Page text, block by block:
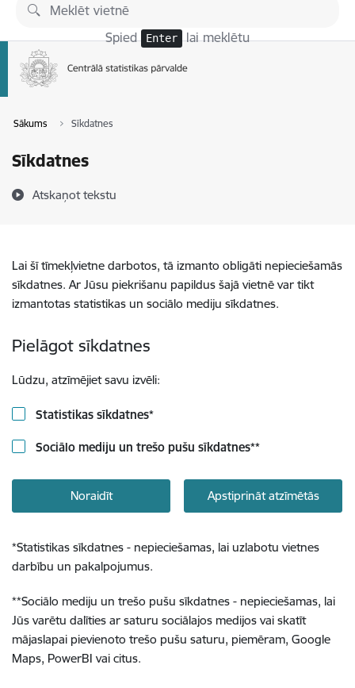
Pāriet uz lapas saturu
Spied Enter lai meklētu
Sākums Sīkdatnes
Sīkdatnes
Atskaņot tekstu
Lai šī tīmekļvietne darbotos, tā izmanto obligāti nepieciešamās
sīkdatnes. Ar Jūsu piekrišanu papildus šajā vietnē var tikt
izmantotas statistikas un sociālo mediju sīkdatnes.
Pielāgot sīkdatnes
Lūdzu, atzīmējiet savu izvēli:
Statistikas sīkdatnes*
Sociālo mediju un trešo pušu sīkdatnes**
Noraidīt Apstiprināt atzīmētās
*Statistikas sīkdatnes - nepieciešamas, lai uzlabotu vietnes
darbību un pakalpojumus.
**Sociālo mediju un trešo pušu sīkdatnes - nepieciešamas, lai
Jūs varētu dalīties ar saturu sociālajos medijos vai skatīt
mājaslapai pievienoto trešo pušu saturu, piemēram, Google
Maps, PowerBI vai citus.